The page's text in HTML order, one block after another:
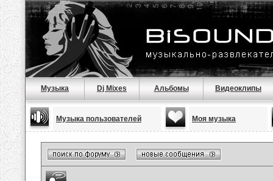
Музыка Dj Mixes Альбомы Видеоклипы
Музыка пользователей Моя музыка